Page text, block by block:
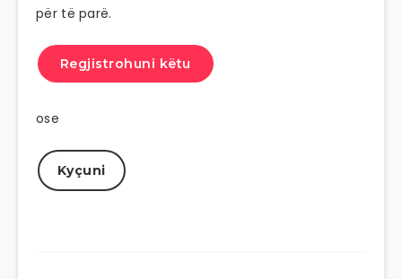
për të parë.
Regjistrohuni këtu
ose
Kyçuni